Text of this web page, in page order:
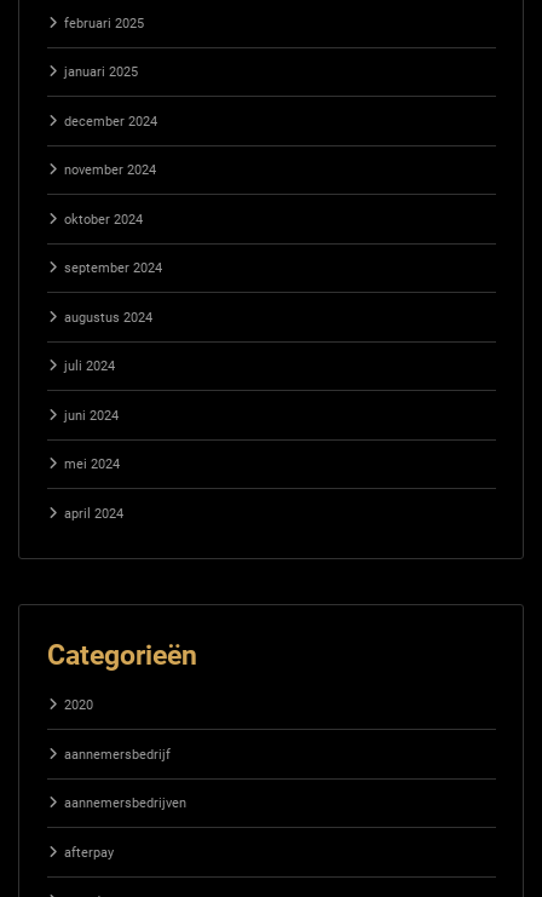
februari 2025
januari 2025
december 2024
november 2024
oktober 2024
september 2024
augustus 2024
juli 2024
juni 2024
mei 2024
april 2024
Categorieën
2020
aannemersbedrijf
aannemersbedrijven
afterpay